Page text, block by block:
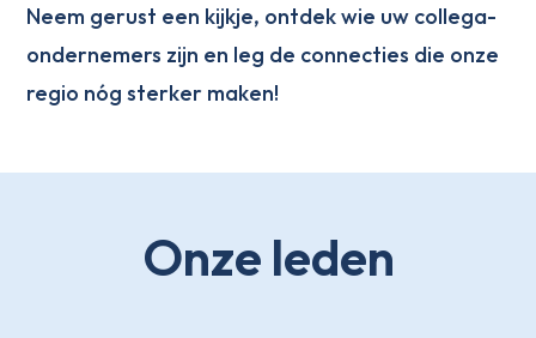
Neem gerust een kijkje, ontdek wie uw collega-
ondernemers zijn en leg de connecties die onze
regio nóg sterker maken!
Onze leden